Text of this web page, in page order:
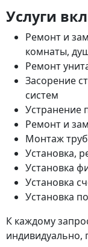
Услуги
Ремонт и
комнаты,
Ремонт
Засорение
систем
Устранение
Ремонт и
Монтаж
Установка,
Установка
Установка
Установка
К каждому
индивидуально,